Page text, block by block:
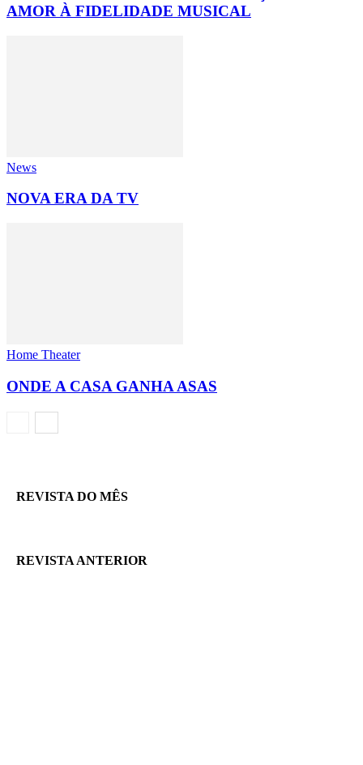
AMOR À FIDELIDADE MUSICAL
News
NOVA ERA DA TV
Home Theater
ONDE A CASA GANHA ASAS
REVISTA DO MÊS
REVISTA ANTERIOR